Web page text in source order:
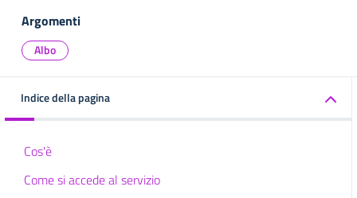
Argomenti
Albo
Indice della pagina
Cos'è
Come si accede al servizio